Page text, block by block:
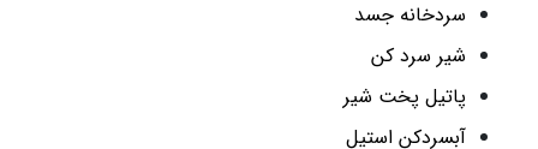
سردخانه جسد
شیر سرد کن
پاتیل پخت شیر
آبسردکن استیل